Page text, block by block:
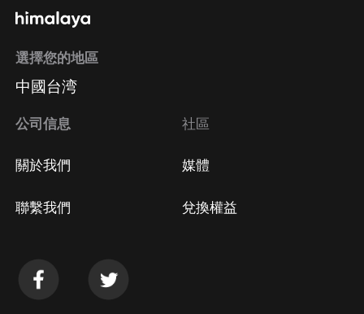
選擇您的地區
中國台湾
公司信息
關於我們
聯繫我們
社區
媒體
兌換權益